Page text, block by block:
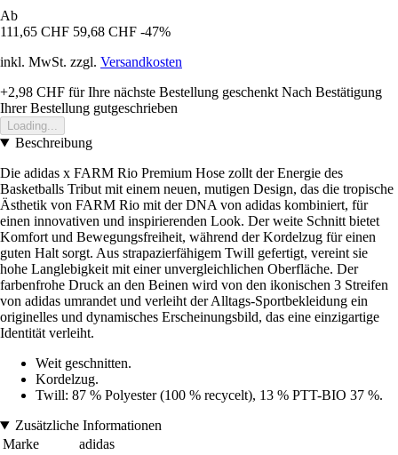
Ab
111,65 CHF 59,68 CHF -47%
inkl. MwSt. zzgl. Versandkosten
+2,98 CHF für Ihre nächste Bestellung geschenkt Nach Bestätigung
Ihrer Bestellung gutgeschrieben
Loading...
Beschreibung
Die adidas x FARM Rio Premium Hose zollt der Energie des
Basketballs Tribut mit einem neuen, mutigen Design, das die tropische
Ästhetik von FARM Rio mit der DNA von adidas kombiniert, für
einen innovativen und inspirierenden Look. Der weite Schnitt bietet
Komfort und Bewegungsfreiheit, während der Kordelzug für einen
guten Halt sorgt. Aus strapazierfähigem Twill gefertigt, vereint sie
hohe Langlebigkeit mit einer unvergleichlichen Oberfläche. Der
farbenfrohe Druck an den Beinen wird von den ikonischen 3 Streifen
von adidas umrandet und verleiht der Alltags-Sportbekleidung ein
originelles und dynamisches Erscheinungsbild, das eine einzigartige
Identität verleiht.
Weit geschnitten.
Kordelzug.
Twill: 87 % Polyester (100 % recycelt), 13 % PTT-BIO 37 %.
Zusätzliche Informationen
Marke
adidas